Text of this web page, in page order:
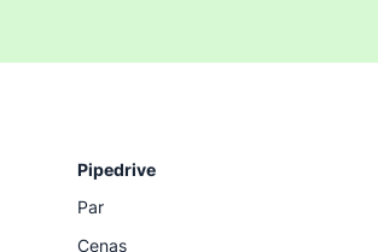
Pipedrive
Par
Cenas